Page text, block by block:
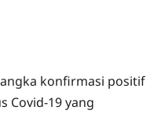
konfirmasi positif
Covid-19 yang